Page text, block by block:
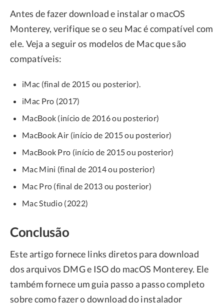
Antes de fazer download e instalar o macOS
Monterey, verifique se o seu Mac é compatível com
ele. Veja a seguir os modelos de Mac que são
compatíveis:
iMac (final de 2015 ou posterior).
iMac Pro (2017)
MacBook (início de 2016 ou posterior)
MacBook Air (início de 2015 ou posterior)
MacBook Pro (início de 2015 ou posterior)
Mac Mini (final de 2014 ou posterior)
Mac Pro (final de 2013 ou posterior)
Mac Studio (2022)
Conclusão
Este artigo fornece links diretos para download
dos arquivos DMG e ISO do macOS Monterey. Ele
também fornece um guia passo a passo completo
sobre como fazer o download do instalador